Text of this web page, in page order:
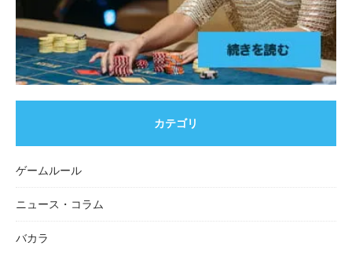
カテゴリ
ゲームルール
ニュース・コラム
バカラ